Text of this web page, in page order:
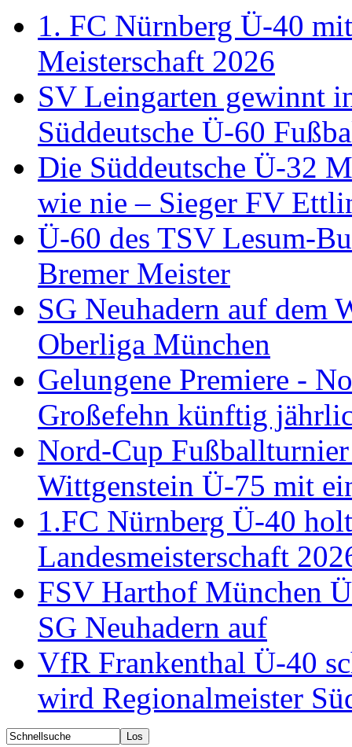
1. FC Nürnberg Ü-40
Meisterschaft 2026
SV Leingarten gewinnt
Süddeutsche Ü-60
Die Süddeutsche Ü-32
wie nie – Sieger FV
Ü-60 des TSV Lesum-
Bremer Meister
SG Neuhadern auf dem
Oberliga München
Gelungene Premiere -
Großefehn künftig
Nord-Cup
Wittgenstein Ü-75 mit
1.FC Nürnberg Ü-40
Landesmeisterschaft
FSV Harthof München
SG Neuhadern auf
VfR Frankenthal Ü-40
wird Regionalmeister